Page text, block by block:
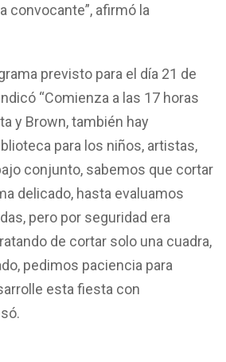
convocante”, afirmó la
previsto para el día 21 de
“Comienza a las 17 horas
y Brown, también hay
para los niños, artistas,
conjunto, sabemos que cortar
delicado, hasta evaluamos
pero por seguridad era
de cortar solo una cuadra,
pedimos paciencia para
esta fiesta con